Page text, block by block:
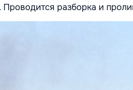
Проводится разборка и